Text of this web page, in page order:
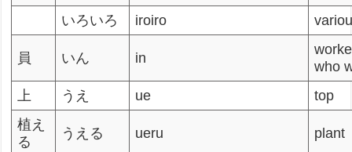
いろいろ
iroiro
員 いん in
who
上
うえ ue
top
植え
る
うえる ueru plant